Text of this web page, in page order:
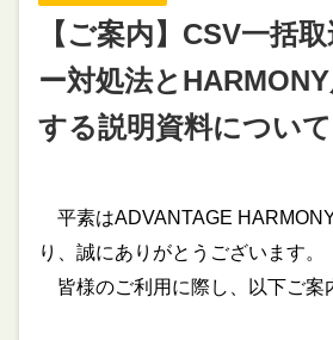
【ご案内】CSV一括
ー対処法と
する説明資料について
平素はADVANTAGE
り、誠にありがとうございます。
皆様のご利用に際し、以下ご案